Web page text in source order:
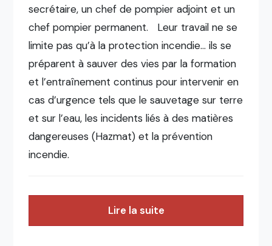
secrétaire, un chef de pompier adjoint et un
chef pompier permanent. Leur travail ne se
limite pas qu’à la protection incendie… ils se
préparent à sauver des vies par la formation
et l’entraînement continus pour intervenir en
cas d’urgence tels que le sauvetage sur terre
et sur l’eau, les incidents liés à des matières
dangereuses (Hazmat) et la prévention
incendie.
Lire la suite